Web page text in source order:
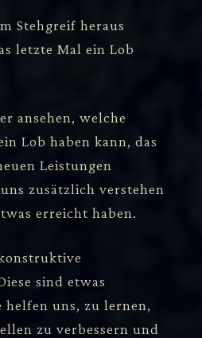
Stehgreif heraus
letzte Mal ein Lob
ansehen, welche
Lob haben kann, das
Leistungen
zusätzlich verstehen
erreicht haben.
sind etwas
helfen uns, zu lernen,
zu verbessern und